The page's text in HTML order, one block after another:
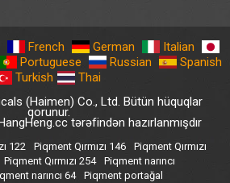
French German
Italian
Portuguese Russian
Spanish
Turkish
Thai
(Haimen) Co., Ltd. Bütün hüquqlar
qorunur.
tərəfindən hazırlanmışdır
122 Piqment Qırmızı 146
Piqment Qırmızı
Piqment Qırmızı 254
Piqment narıncı
narıncı 64 Piqment portağal